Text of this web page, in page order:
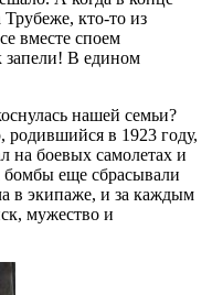
кто-то из
вместе споем
запели! В едином
нашей семьи?
в 1923 году,
на боевых самолетах и
бомбы еще сбрасывали
в экипаже, и за каждым
мужество и